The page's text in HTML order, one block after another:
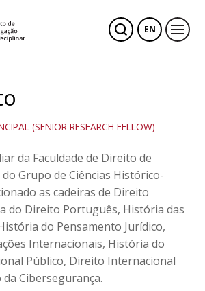
EN
(SENIOR RESEARCH FELLOW)
da Faculdade de Direito de
Grupo de Ciências Histórico-
as cadeiras de Direito
do Direito Português, História das
do Pensamento Jurídico,
Internacionais, História do
Público, Direito Internacional
Cibersegurança.